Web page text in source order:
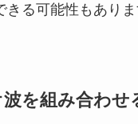
きる可能性もあり
を組み合わせ